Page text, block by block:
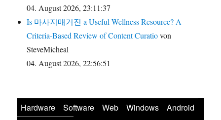
04. August 2026, 23:11:37
Is 마사지매거진 a Useful Wellness Resource? A
Criteria-Based Review of Content Curatiovon
SteveMicheal
04. August 2026, 22:56:51
Hardware Software Web Windows
Android